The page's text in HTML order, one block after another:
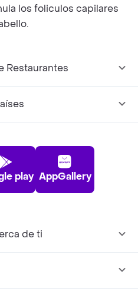
los foliculos capilares
Restaurantes
play AppGallery
de ti